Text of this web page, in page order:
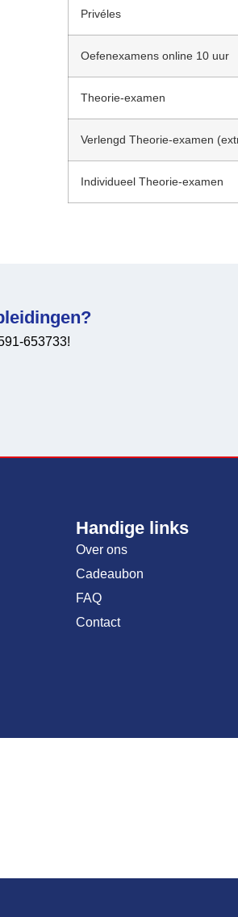
Privéles
Oefenexamens online 10 uur
Theorie-examen
Verlengd Theorie-examen
Individueel Theorie-examen
653733!
Handige links
Over ons
Cadeaubon
FAQ
Contact